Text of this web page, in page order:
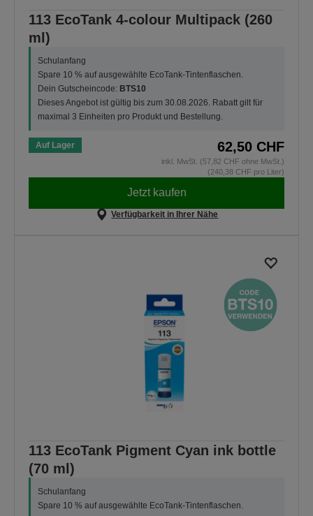
113 EcoTank 4-colour Multipack (260
ml)
Schulanfang
Spare 10 % auf ausgewählte EcoTank-Tintenflaschen.
Dein Gutscheincode: BTS10
Dieses Angebot ist gültig bis zum 30.08.2026. Rabatt gilt für
maximal 3 Einheiten pro Produkt und Bestellung.
Auf Lager 62,50 CHF
inkl. MwSt. (57,82 CHF ohne MwSt.)
(240,38 CHF pro Liter)
Jetzt kaufen
Verfügbarkeit in Ihrer Nähe
113 EcoTank Pigment Cyan ink bottle
(70 ml)
Schulanfang
Spare 10 % auf ausgewählte EcoTank-Tintenflaschen.